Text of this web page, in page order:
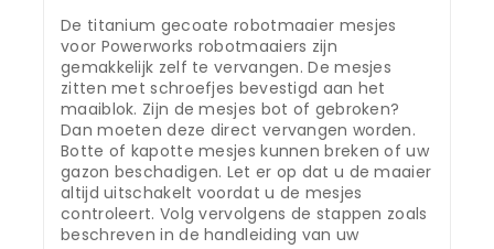
De titanium gecoate robotmaaier mesjes
voor Powerworks robotmaaiers zijn
gemakkelijk zelf te vervangen. De mesjes
zitten met schroefjes bevestigd aan het
maaiblok. Zijn de mesjes bot of gebroken?
Dan moeten deze direct vervangen worden.
Botte of kapotte mesjes kunnen breken of uw
gazon beschadigen. Let er op dat u de maaier
altijd uitschakelt voordat u de mesjes
controleert. Volg vervolgens de stappen zoals
beschreven in de handleiding van uw